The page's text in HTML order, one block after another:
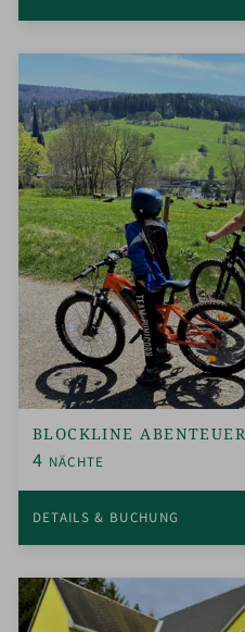
BLOCKLINE ABENTEUER
4 NÄCHTE
DETAILS & BUCHUNG